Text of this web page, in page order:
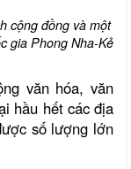
cộng đồng và một
gia Phong Nha-Kẻ
văn hóa, văn
hầu hết các địa
số lượng lớn